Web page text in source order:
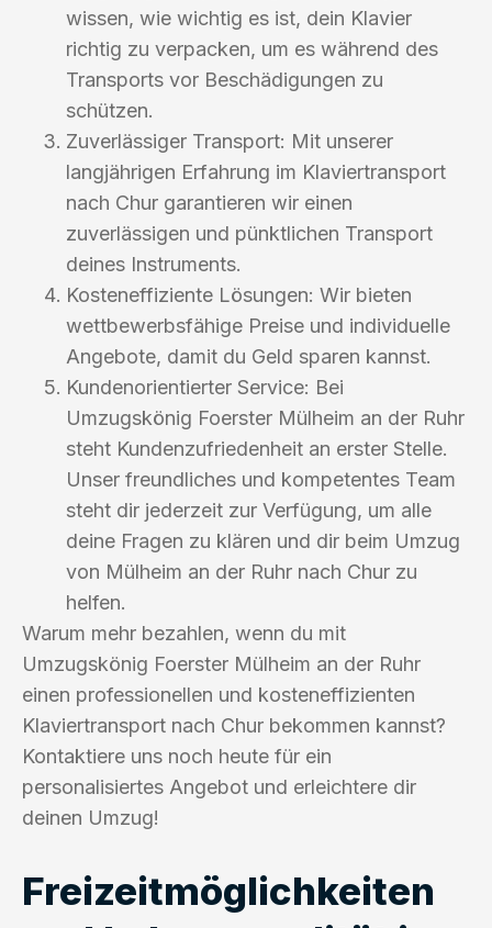
wissen, wie wichtig es ist, dein Klavier
richtig zu verpacken, um es während des
Transports vor Beschädigungen zu
schützen.
Zuverlässiger Transport: Mit unserer
langjährigen Erfahrung im Klaviertransport
nach Chur garantieren wir einen
zuverlässigen und pünktlichen Transport
deines Instruments.
Kosteneffiziente Lösungen: Wir bieten
wettbewerbsfähige Preise und individuelle
Angebote, damit du Geld sparen kannst.
Kundenorientierter Service: Bei
Umzugskönig Foerster Mülheim an der Ruhr
steht Kundenzufriedenheit an erster Stelle.
Unser freundliches und kompetentes Team
steht dir jederzeit zur Verfügung, um alle
deine Fragen zu klären und dir beim Umzug
von Mülheim an der Ruhr nach Chur zu
helfen.
Warum mehr bezahlen, wenn du mit
Umzugskönig Foerster Mülheim an der Ruhr
einen professionellen und kosteneffizienten
Klaviertransport nach Chur bekommen kannst?
Kontaktiere uns noch heute für ein
personalisiertes Angebot und erleichtere dir
deinen Umzug!
Freizeitmöglichkeiten